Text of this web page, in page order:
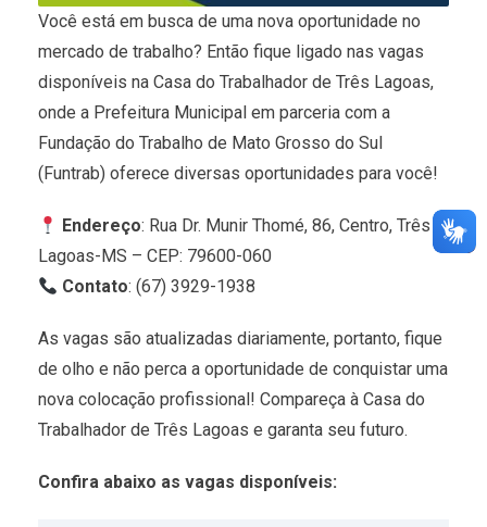
Você está em busca de uma nova oportunidade no
mercado de trabalho? Então fique ligado nas vagas
disponíveis na Casa do Trabalhador de Três Lagoas,
onde a Prefeitura Municipal em parceria com a
Fundação do Trabalho de Mato Grosso do Sul
(Funtrab) oferece diversas oportunidades para você!
Endereço: Rua Dr. Munir Thomé, 86, Centro, Três
Lagoas-MS – CEP: 79600-060
Contato: (67) 3929-1938
As vagas são atualizadas diariamente, portanto, fique
de olho e não perca a oportunidade de conquistar uma
nova colocação profissional! Compareça à Casa do
Trabalhador de Três Lagoas e garanta seu futuro.
Confira abaixo as vagas disponíveis: